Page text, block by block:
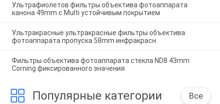
Ультрафиолетов фильтры объектива фотоаппарата
канона 49mm с Multi устойчивым покрытием
Ультракрасные ультракрасные фильтры объектива
фотоаппарата пропуска 58mm инфракрасн
Фильтры объектива фотоаппарата стекла ND8 43mm
Corning фиксированного значения
Популярные категории Все